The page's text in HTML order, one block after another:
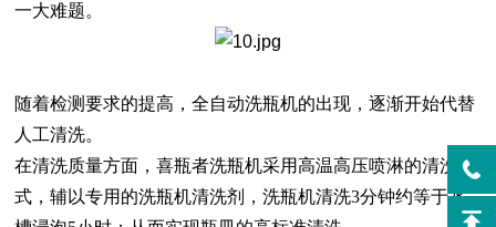
一大难题。
随着检测要求的提高，全自动洗瓶机的出现，逐渐开始代替
人工清洗。
在清洗质量方面，喜瓶者洗瓶机采用高温高压喷淋的清洗模
式，辅以专用的洗瓶机清洗剂，洗瓶机清洗3分钟约等于水